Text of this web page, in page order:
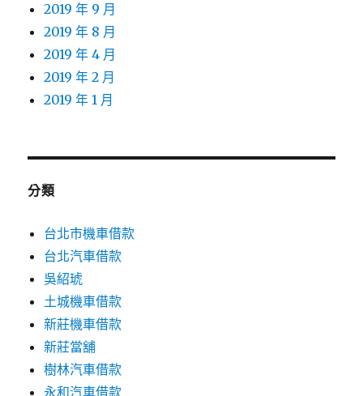
2019 年 9 月
2019 年 8 月
2019 年 4 月
2019 年 2 月
2019 年 1 月
分類
台北市機車借款
台北汽車借款
吳紹琥
土城機車借款
新莊機車借款
新莊當舖
樹林汽車借款
永和汽車借款